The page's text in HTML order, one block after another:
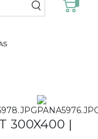
300X400 |